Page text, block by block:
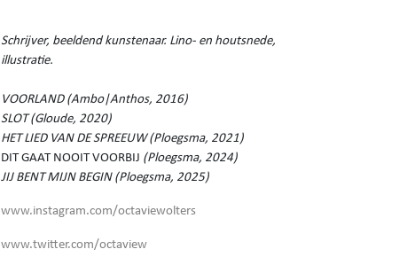
Schrijver, beeldend kunstenaar. Lino- en houtsnede,
illustratie.
VOORLAND (Ambo|Anthos, 2016)
SLOT (Gloude, 2020)
HET LIED VAN DE SPREEUW (Ploegsma, 2021)
DIT GAAT NOOIT VOORBIJ (Ploegsma, 2024)
JIJ BENT MIJN BEGIN (Ploegsma, 2025)
www.instagram.com/octaviewolters
www.twitter.com/octaview